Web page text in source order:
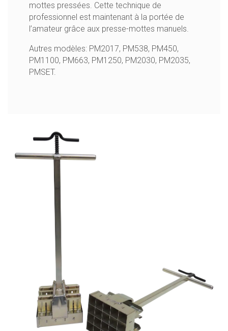
mottes pressées. Cette technique de
professionnel est maintenant à la portée de
l’amateur grâce aux presse-mottes manuels.
Autres modèles: PM2017, PM538, PM450,
PM1100, PM663, PM1250, PM2030, PM2035,
PMSET.